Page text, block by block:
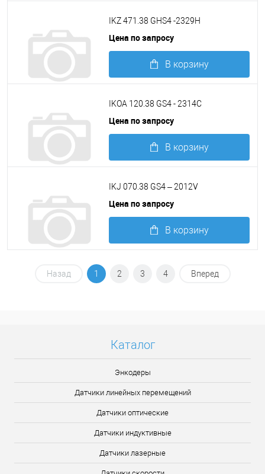
IKZ 471.38 GHS4 -2329H
Цена по запросу
В корзину
IKOA 120.38 GS4 - 2314C
Цена по запросу
В корзину
IKJ 070.38 GS4 – 2012V
Цена по запросу
В корзину
Назад 1 2 3 4 Вперед
Каталог
Энкодеры
Датчики линейных перемещений
Датчики оптические
Датчики индуктивные
Датчики лазерные